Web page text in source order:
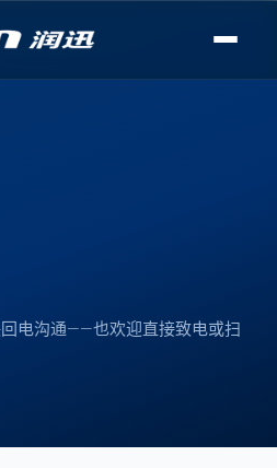
电沟通——也欢迎直接致电或扫